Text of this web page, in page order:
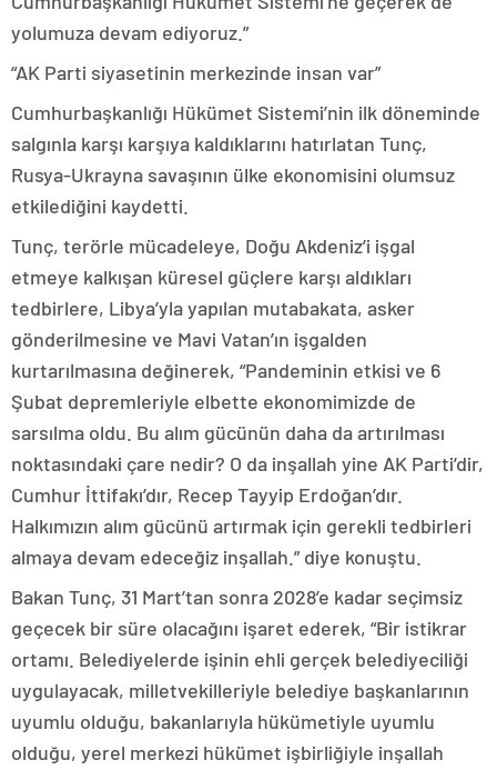
yolumuza devam ediyoruz.”
“AK Parti siyasetinin merkezinde insan var”
Cumhurbaşkanlığı Hükümet Sistemi’nin ilk döneminde
salgınla karşı karşıya kaldıklarını hatırlatan Tunç,
Rusya-Ukrayna savaşının ülke ekonomisini olumsuz
etkilediğini kaydetti.
Tunç, terörle mücadeleye, Doğu Akdeniz’i işgal
etmeye kalkışan küresel güçlere karşı aldıkları
tedbirlere, Libya’yla yapılan mutabakata, asker
gönderilmesine ve Mavi Vatan’ın işgalden
kurtarılmasına değinerek, “Pandeminin etkisi ve 6
Şubat depremleriyle elbette ekonomimizde de
sarsılma oldu. Bu alım gücünün daha da artırılması
noktasındaki çare nedir? O da inşallah yine AK Parti’dir,
Cumhur İttifakı’dır, Recep Tayyip Erdoğan’dır.
Halkımızın alım gücünü artırmak için gerekli tedbirleri
almaya devam edeceğiz inşallah.” diye konuştu.
Bakan Tunç, 31 Mart’tan sonra 2028’e kadar seçimsiz
geçecek bir süre olacağını işaret ederek, “Bir istikrar
ortamı. Belediyelerde işinin ehli gerçek belediyeciliği
uygulayacak, milletvekilleriyle belediye başkanlarının
uyumlu olduğu, bakanlarıyla hükümetiyle uyumlu
olduğu, yerel merkezi hükümet işbirliğiyle inşallah